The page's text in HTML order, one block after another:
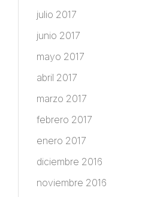
julio 2017
junio 2017
mayo 2017
abril 2017
marzo 2017
febrero 2017
enero 2017
diciembre 2016
noviembre 2016